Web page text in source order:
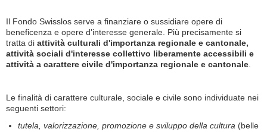
Il Fondo Swisslos serve a finanziare o sussidiare opere di
beneficenza e opere d'interesse generale. Più precisamente si
tratta di attività culturali d'importanza regionale e cantonale,
attività sociali d'interesse collettivo liberamente accessibili e
attività a carattere civile d'importanza regionale e cantonale
Le finalità di carattere culturale, sociale e civile sono individuate nei
seguenti settori:
tutela, valorizzazione, promozione e sviluppo della cultura (belle